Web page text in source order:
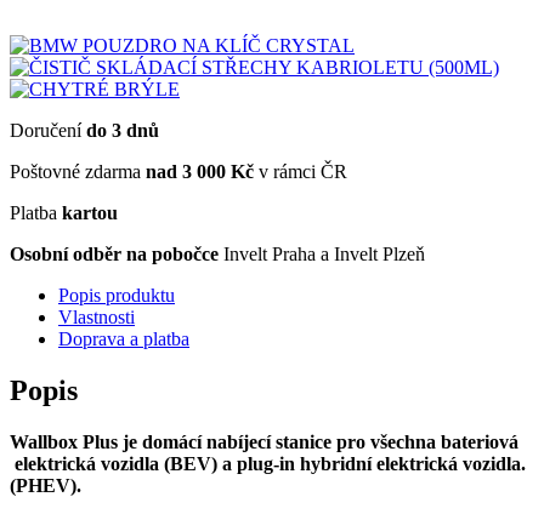
Doručenído 3 dnů
Poštovné zdarma nad 3 000 Kč v rámci ČR
Platba kartou
Osobní odběr na pobočce Invelt Praha a Invelt Plzeň
Popis produktu
Vlastnosti
Doprava a platba
Popis
Wallbox Plus je domácí nabíjecí stanice pro všechna bateriová
elektrická vozidla (BEV) a plug-in hybridní elektrická vozidla.
(PHEV).